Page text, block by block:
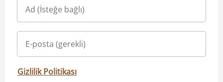
Gizlilik Politikası